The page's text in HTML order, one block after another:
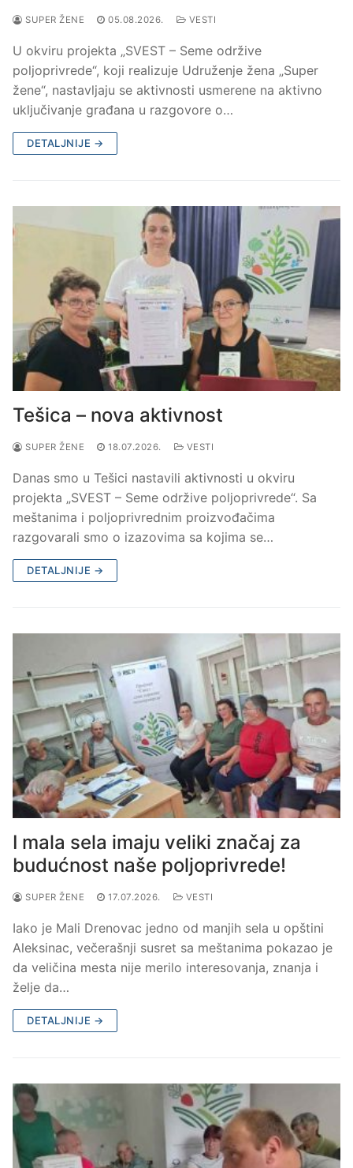
SUPER ŽENE 05.08.2026. VESTI
U okviru projekta „SVEST – Seme održive
poljoprivrede“, koji realizuje Udruženje žena „Super
žene“, nastavljaju se aktivnosti usmerene na aktivno
uključivanje građana u razgovore o…
DETALJNIJE →
Tešica – nova aktivnost
SUPER ŽENE 18.07.2026. VESTI
Danas smo u Tešici nastavili aktivnosti u okviru
projekta „SVEST – Seme održive poljoprivrede“. Sa
meštanima i poljoprivrednim proizvođačima
razgovarali smo o izazovima sa kojima se…
DETALJNIJE →
I mala sela imaju veliki značaj za
budućnost naše poljoprivrede!
SUPER ŽENE 17.07.2026. VESTI
Iako je Mali Drenovac jedno od manjih sela u opštini
Aleksinac, večerašnji susret sa meštanima pokazao je
da veličina mesta nije merilo interesovanja, znanja i
želje da…
DETALJNIJE →